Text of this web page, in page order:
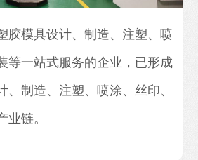
胶模具设计、制造、注塑、喷
等一站式服务的企业，已形成
、制造、注塑、喷涂、丝印、
业链。